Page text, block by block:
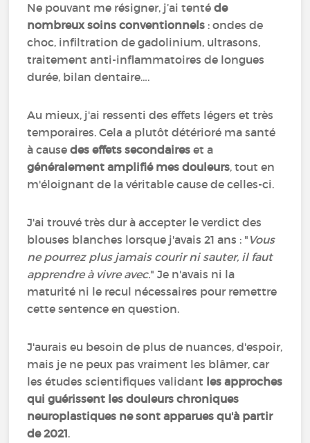
Ne pouvant me résigner, j’ai tentéde
nombreux soins conventionnels : ondes de
choc, infiltration de gadolinium, ultrasons,
traitement anti-inflammatoires de longues
durée, bilan dentaire….
Au mieux, j'ai ressenti des effets légers et très
temporaires. Cela a plutôt détérioré ma santé
à causedes effets secondaires et a
généralement amplifié mes douleurs, tout en
m'éloignant de la véritable cause de celles-ci.
J'ai trouvé très dur à accepter le verdict des
blouses blanches lorsque j'avais 21 ans : " Vous
ne pourrez plus jamais courir ni sauter, il faut
apprendre à vivre avec." Je n'avais ni la
maturité ni le recul nécessaires pour remettre
cette sentence en question.
J'aurais eu besoin de plus de nuances, d'espoir,
mais je ne peux pas vraiment les blâmer, car
les études scientifiques validant les approches
qui guérissent les douleurs chroniques
neuroplastiques ne sont apparues qu'à partir
de 2021.